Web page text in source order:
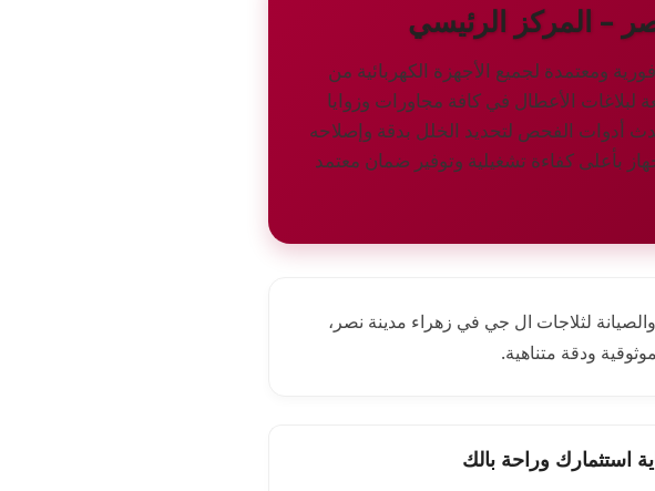
– المركز الرئيسي
ومعتمدة لجميع الأجهزة الكهربائية من
لبلاغات الأعطال في كافة مجاورات وزوايا
أدوات الفحص لتحديد الخلل بدقة وإصلاحه
بأعلى كفاءة تشغيلية وتوفير ضمان معتمد
لثلاجات ال جي في زهراء مدينة نصر،
ودقة متناهية.
استثمارك وراحة بالك